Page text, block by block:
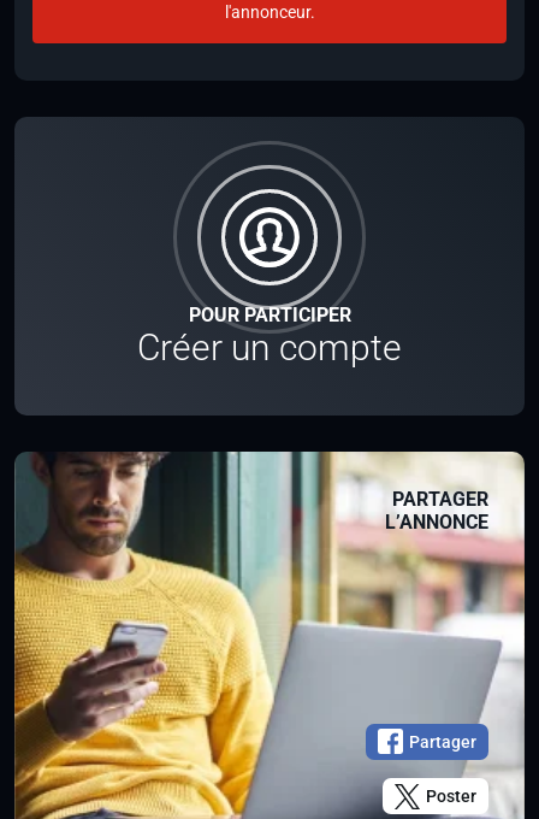
POUR PARTICIPER
Créer un compte
PARTAGER
L’ANNONCE
Partager
Poster
l'annonceur.